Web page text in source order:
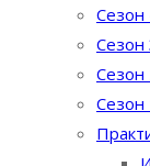
Сезон
Сезон
Сезон
Сезон